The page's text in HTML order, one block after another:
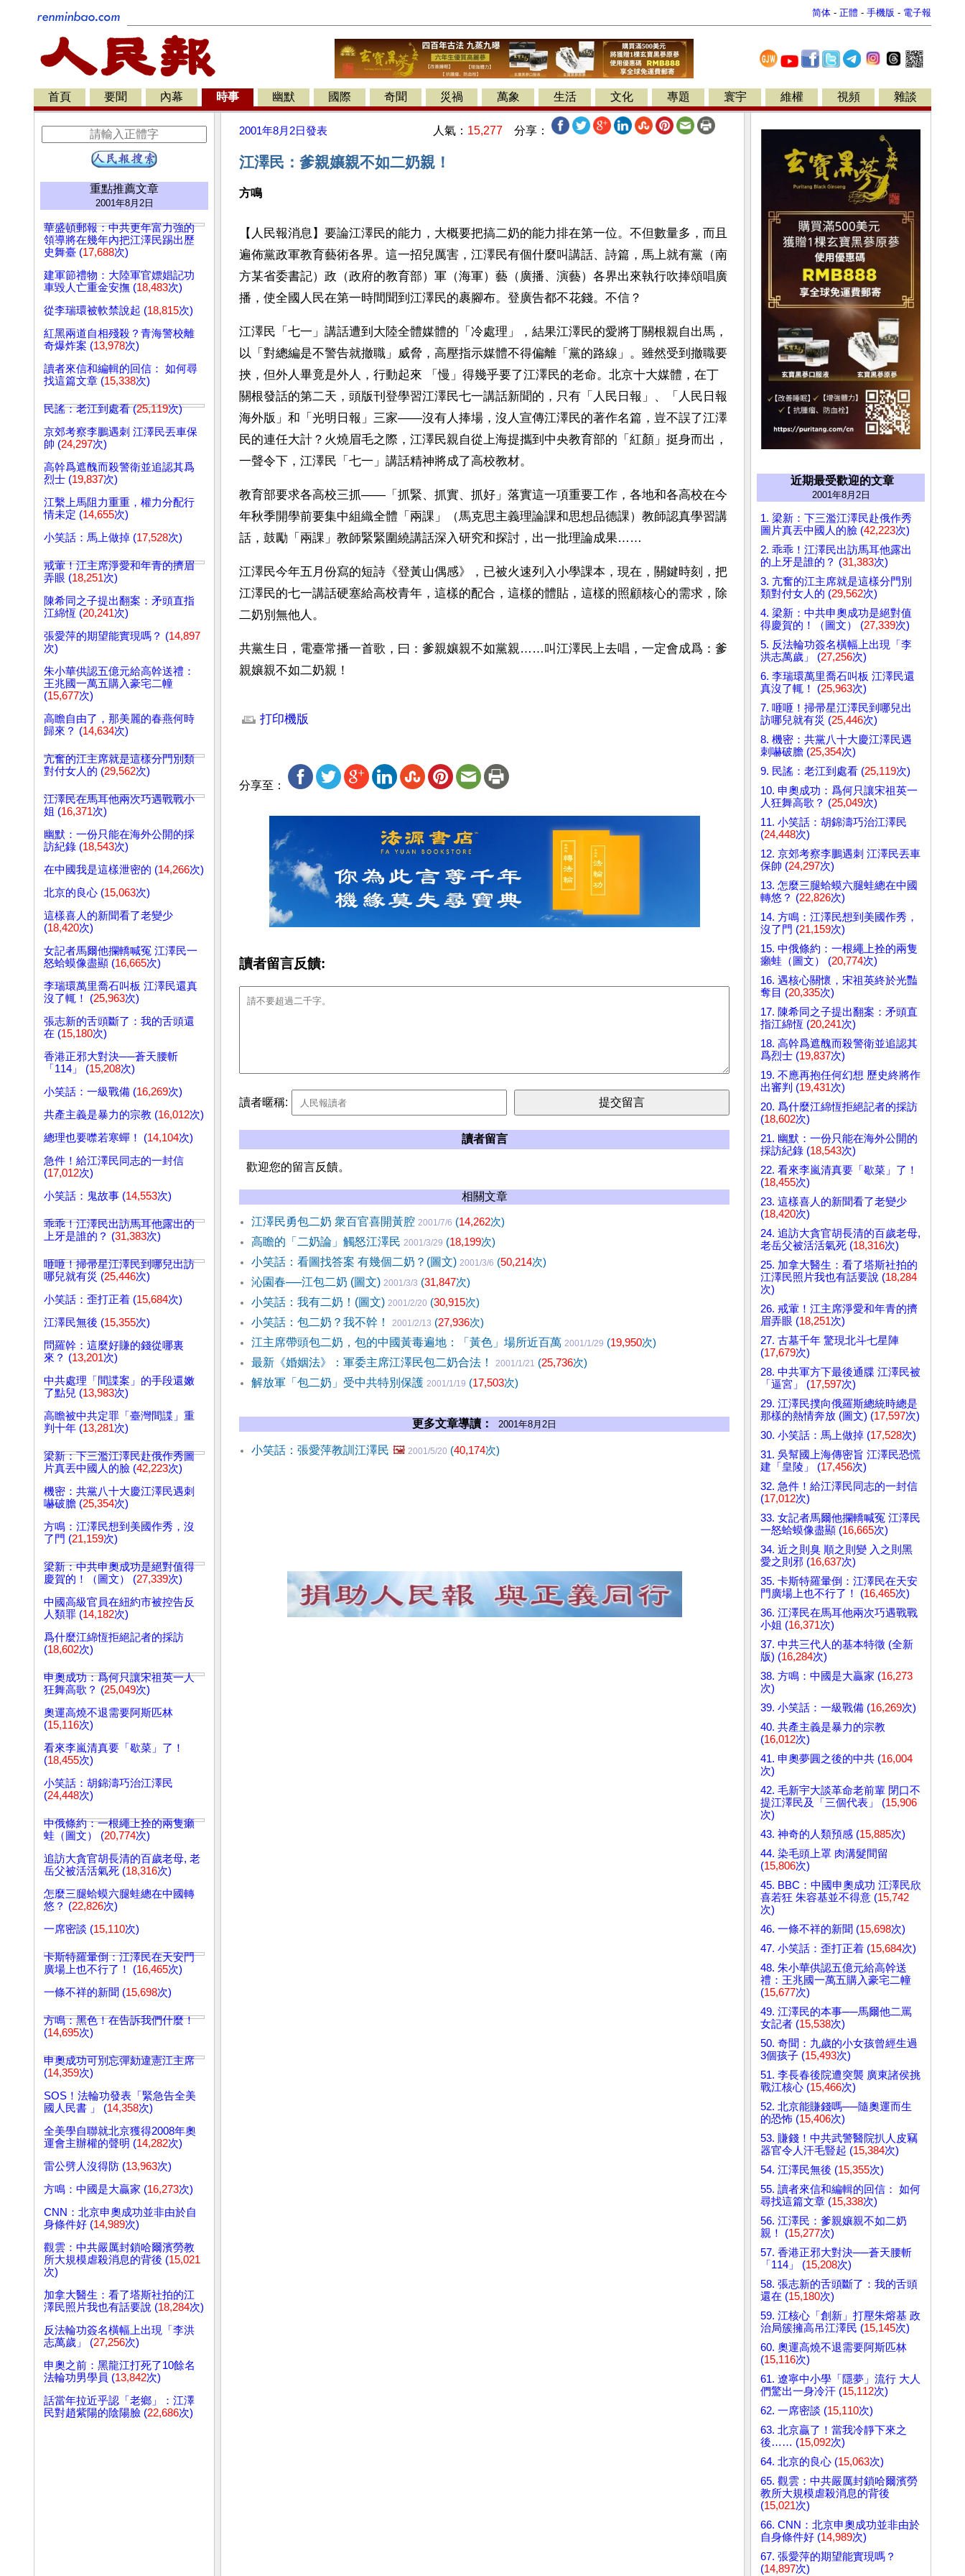
简体 - 正體 - 手機版 - 電子報
首頁 要聞 內幕 時事 幽默 國際 奇聞 災禍 萬象 生活 文化 專題 寰宇 維權 視頻 雜談
重點推薦文章
2001年8月2日
華盛頓郵報：中共更年富力強的
領導將在幾年內把江澤民踢出歷
史舞臺 (17,688次)
建軍節禮物：大陸軍官嫖娼記功
車毀人亡重金安撫 (18,483次)
從李瑞環被軟禁說起 (18,815次)
紅黑兩道自相殘殺？青海警校離
奇爆炸案 (13,978次)
讀者來信和編輯的回信： 如何尋
找這篇文章 (15,338次)
民謠：老江到處看 (25,119次)
京郊考察李鵬遇刺 江澤民丟車保
帥 (24,297次)
高幹爲遮醜而殺警衛並追認其爲
烈士 (19,837次)
江繫上馬阻力重重，權力分配行
情未定 (14,655次)
小笑話：馬上做掉 (17,528次)
戒葷！江主席淨愛和年青的擠眉
弄眼 (18,251次)
陳希同之子提出翻案：矛頭直指
江綿恆 (20,241次)
張愛萍的期望能實現嗎？ (14,897
次)
朱小華供認五億元給高幹送禮：
王兆國一萬五購入豪宅二幢
(15,677次)
高瞻自由了，那美麗的春燕何時
歸來？ (14,634次)
亢奮的江主席就是這樣分門別類
對付女人的 (29,562次)
江澤民在馬耳他兩次巧遇戰戰小
姐 (16,371次)
幽默：一份只能在海外公開的採
訪紀錄 (18,543次)
在中國我是這樣泄密的 (14,266次)
北京的良心 (15,063次)
這樣喜人的新聞看了老變少
(18,420次)
女記者馬爾他攔轎喊冤 江澤民一
怒蛤蟆像盡顯 (16,665次)
李瑞環萬里喬石叫板 江澤民還真
沒了輒！ (25,963次)
張志新的舌頭斷了：我的舌頭還
在 (15,180次)
香港正邪大對決──蒼天腰斬
「114」 (15,208次)
小笑話：一級戰備 (16,269次)
共產主義是暴力的宗教 (16,012次)
總理也要噤若寒蟬！ (14,104次)
急件！給江澤民同志的一封信
(17,012次)
小笑話：鬼故事 (14,553次)
乖乖！江澤民出訪馬耳他露出的
上牙是誰的？ (31,383次)
咂咂！掃帚星江澤民到哪兒出訪
哪兒就有災 (25,446次)
小笑話：歪打正着 (15,684次)
江澤民無後 (15,355次)
問羅幹：這麼好賺的錢從哪裏
來？ (13,201次)
中共處理「間諜案」的手段還嫩
了點兒 (13,983次)
高瞻被中共定罪「臺灣間諜」重
判十年 (13,281次)
梁新：下三濫江澤民赴俄作秀圖
片真丟中國人的臉 (42,223次)
機密：共黨八十大慶江澤民遇刺
嚇破膽 (25,354次)
方鳴：江澤民想到美國作秀，沒
了門 (21,159次)
梁新：中共申奧成功是絕對值得
慶賀的！（圖文） (27,339次)
中國高級官員在紐約市被控告反
人類罪 (14,182次)
爲什麼江綿恆拒絕記者的採訪
(18,602次)
申奧成功：爲何只讓宋祖英一人
狂舞高歌？ (25,049次)
奧運高燒不退需要阿斯匹林
(15,116次)
看來李嵐清真要「歇菜」了！
(18,455次)
小笑話：胡錦濤巧治江澤民
(24,448次)
中俄條約：一根繩上拴的兩隻癩
蛙（圖文） (20,774次)
追訪大貪官胡長清的百歲老母, 老
岳父被活活氣死 (18,316次)
怎麼三腿蛤蟆六腿蛙總在中國轉
悠？ (22,826次)
一席密談 (15,110次)
卡斯特羅暈倒：江澤民在天安門
廣場上也不行了！ (16,465次)
一條不祥的新聞 (15,698次)
方鳴：黑色！在告訴我們什麼！
(14,695次)
申奧成功可別忘彈劾違憲江主席
(14,359次)
SOS！法輪功發表「緊急告全美
國人民書 」 (14,358次)
全美學自聯就北京獲得2008年奧
運會主辦權的聲明 (14,282次)
雷公劈人沒得防 (13,963次)
方鳴：中國是大贏家 (16,273次)
CNN：北京申奧成功並非由於自
身條件好 (14,989次)
觀雲：中共嚴厲封鎖哈爾濱勞教
所大規模虐殺消息的背後 (15,021
次)
加拿大醫生：看了塔斯社拍的江
澤民照片我也有話要說 (18,284次)
反法輪功簽名橫幅上出現「李洪
志萬歲」 (27,256次)
申奧之前：黑龍江打死了10餘名
法輪功男學員 (13,842次)
話當年拉近乎認「老鄉」：江澤
民對趙紫陽的陰陽臉 (22,686次)
2001年8月2日發表 人氣： 15,277 分享：
江澤民：爹親孃親不如二奶親！
方鳴
【人民報消息】要論江澤民的能力，大概要把搞二奶的能力排在第一位。不但數量多，而且
遍佈黨政軍教育藝術各界。這一招兒厲害，江澤民有個什麼叫講話、詩篇，馬上就有黨（南
方某省委書記）政（政府的教育部）軍（海軍）藝（廣播、演藝）各界出來執行吹捧頌唱廣
播，使全國人民在第一時間聞到江澤民的裹腳布。登廣告都不花錢。不信？
江澤民「七一」講話遭到大陸全體媒體的「冷處理」，結果江澤民的愛將丁關根親自出馬，
以「對總編是不警告就撤職」威脅，高壓指示媒體不得偏離「黨的路線」。雖然受到撤職要
挾，但外人畢竟是外人，行動起來 「慢」得幾乎要了江澤民的老命。北京十大媒體，在丁
關根發話的第二天，頭版刊登學習江澤民七一講話新聞的，只有「人民日報」、「人民日報
海外版」和「光明日報」三家——沒有人捧場，沒人宣傳江澤民的著作名篇，豈不誤了江澤
民的連任大計？火燒眉毛之際，江澤民親自從上海提攜到中央教育部的「紅顏」挺身而出，
一聲令下，江澤民「七一」講話精神將成了高校教材。
教育部要求各高校三抓——「抓緊、抓實、抓好」落實這一項重要工作，各地和各高校在今
年秋季開學前要集中組織全體「兩課」（馬克思主義理論課和思想品德課）教師認真學習講
話，鼓勵「兩課」教師緊緊圍繞講話深入研究和探討，出一批理論成果……
江澤民今年五月份寫的短詩《登黃山偶感》，已被火速列入小學課本，現在，關鍵時刻，把
江澤民的七一講話硬塞給高校青年，這樣的配合，這樣的體貼，這樣的照顧核心的需求，除
二奶別無他人。
共黨生日，電臺常播一首歌，曰：爹親孃親不如黨親……叫江澤民上去唱，一定會成爲：爹
親孃親不如二奶親！
打印機版
分享至：
讀者留言反饋:
讀者暱稱:
讀者留言
歡迎您的留言反饋。
相關文章
江澤民勇包二奶 衆百官喜開黃腔 2001/7/6 (14,262次)
高瞻的「二奶論」觸怒江澤民 2001/3/29 (18,199次)
小笑話：看圖找答案 有幾個二奶？(圖文) 2001/3/6 (50,214次)
沁園春──江包二奶 (圖文) 2001/3/3 (31,847次)
小笑話：我有二奶！(圖文) 2001/2/20 (30,915次)
小笑話：包二奶？我不幹！
2001/2/13 (27,936次)
江主席帶頭包二奶，包的中國黃毒遍地：「黃色」場所近百萬 2001/1/29 (19,950次)
最新《婚姻法》：軍委主席江澤民包二奶合法！
2001/1/21 (25,736次)
解放軍「包二奶」受中共特別保護 2001/1/19 (17,503次)
更多文章導讀： 2001年8月2日
小笑話：張愛萍教訓江澤民 🖼️ 2001/5/20 (40,174次)
近期最受歡迎的文章
2001年8月2日
1. 梁新：下三濫江澤民赴俄作秀
圖片真丟中國人的臉 (42,223次)
2. 乖乖！江澤民出訪馬耳他露出
的上牙是誰的？ (31,383次)
3. 亢奮的江主席就是這樣分門別
類對付女人的 (29,562次)
4. 梁新：中共申奧成功是絕對值
得慶賀的！（圖文） (27,339次)
5. 反法輪功簽名橫幅上出現「李
洪志萬歲」 (27,256次)
6. 李瑞環萬里喬石叫板 江澤民還
真沒了輒！ (25,963次)
7. 咂咂！掃帚星江澤民到哪兒出
訪哪兒就有災 (25,446次)
8. 機密：共黨八十大慶江澤民遇
刺嚇破膽 (25,354次)
9. 民謠：老江到處看 (25,119次)
10. 申奧成功：爲何只讓宋祖英一
人狂舞高歌？ (25,049次)
11. 小笑話：胡錦濤巧治江澤民
(24,448次)
12. 京郊考察李鵬遇刺 江澤民丟車
保帥 (24,297次)
13. 怎麼三腿蛤蟆六腿蛙總在中國
轉悠？ (22,826次)
14. 方鳴：江澤民想到美國作秀，
沒了門 (21,159次)
15. 中俄條約：一根繩上拴的兩隻
癩蛙（圖文） (20,774次)
16. 遇核心關懷，宋祖英終於光豔
奪目 (20,335次)
17. 陳希同之子提出翻案：矛頭直
指江綿恆 (20,241次)
18. 高幹爲遮醜而殺警衛並追認其
爲烈士 (19,837次)
19. 不應再抱任何幻想 歷史終將作
出審判 (19,431次)
20. 爲什麼江綿恆拒絕記者的採訪
(18,602次)
21. 幽默：一份只能在海外公開的
採訪紀錄 (18,543次)
22. 看來李嵐清真要「歇菜」了！
(18,455次)
23. 這樣喜人的新聞看了老變少
(18,420次)
24. 追訪大貪官胡長清的百歲老母,
老岳父被活活氣死 (18,316次)
25. 加拿大醫生：看了塔斯社拍的
江澤民照片我也有話要說 (18,284
次)
26. 戒葷！江主席淨愛和年青的擠
眉弄眼 (18,251次)
27. 古墓千年 驚現北斗七星陣
(17,679次)
28. 中共軍方下最後通牒 江澤民被
「逼宮」 (17,597次)
29. 江澤民撲向俄羅斯總統時總是
那樣的熱情奔放 (圖文) (17,597次)
30. 小笑話：馬上做掉 (17,528次)
31. 吳幫國上海傳密旨 江澤民恐慌
建「皇陵」 (17,456次)
32. 急件！給江澤民同志的一封信
(17,012次)
33. 女記者馬爾他攔轎喊冤 江澤民
一怒蛤蟆像盡顯 (16,665次)
34. 近之則臭 順之則變 入之則黑
愛之則邪 (16,637次)
35. 卡斯特羅暈倒：江澤民在天安
門廣場上也不行了！ (16,465次)
36. 江澤民在馬耳他兩次巧遇戰戰
小姐 (16,371次)
37. 中共三代人的基本特徵 (全新
版) (16,284次)
38. 方鳴：中國是大贏家 (16,273
次)
39. 小笑話：一級戰備 (16,269次)
40. 共產主義是暴力的宗教
(16,012次)
41. 申奧夢圓之後的中共 (16,004
次)
42. 毛新宇大談革命老前輩 閉口不
提江澤民及「三個代表」 (15,906
次)
43. 神奇的人類預感 (15,885次)
44. 染毛頭上罩 肉溝髮間留
(15,806次)
45. BBC：中國申奧成功 江澤民欣
喜若狂 朱容基並不得意 (15,742
次)
46. 一條不祥的新聞 (15,698次)
47. 小笑話：歪打正着 (15,684次)
48. 朱小華供認五億元給高幹送
禮：王兆國一萬五購入豪宅二幢
(15,677次)
49. 江澤民的本事──馬爾他二罵
女記者 (15,538次)
50. 奇聞：九歲的小女孩曾經生過
3個孩子 (15,493次)
51. 李長春後院遭突襲 廣東諸侯挑
戰江核心 (15,466次)
52. 北京能賺錢嗎──隨奧運而生
的恐怖 (15,406次)
53. 賺錢！中共武警醫院扒人皮竊
器官令人汗毛豎起 (15,384次)
54. 江澤民無後 (15,355次)
55. 讀者來信和編輯的回信： 如何
尋找這篇文章 (15,338次)
56. 江澤民：爹親孃親不如二奶
親！ (15,277次)
57. 香港正邪大對決──蒼天腰斬
「114」 (15,208次)
58. 張志新的舌頭斷了：我的舌頭
還在 (15,180次)
59. 江核心「創新」打壓朱熔基 政
治局簇擁高吊江澤民 (15,145次)
60. 奧運高燒不退需要阿斯匹林
(15,116次)
61. 遼寧中小學「隱夢」流行 大人
們驚出一身冷汗 (15,112次)
62. 一席密談 (15,110次)
63. 北京贏了！當我冷靜下來之
後…… (15,092次)
64. 北京的良心 (15,063次)
65. 觀雲：中共嚴厲封鎖哈爾濱勞
教所大規模虐殺消息的背後
(15,021次)
66. CNN：北京申奧成功並非由於
自身條件好 (14,989次)
67. 張愛萍的期望能實現嗎？
(14,897次)